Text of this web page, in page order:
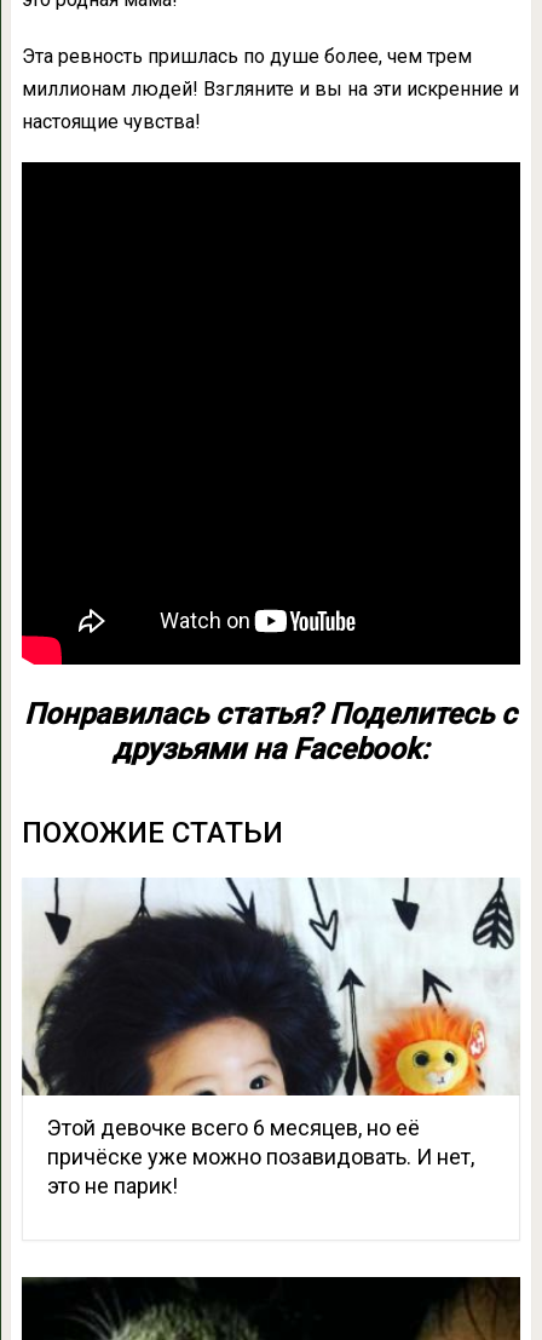
Эта ревность пришлась по душе более, чем трем
миллионам людей! Взгляните и вы на эти искренние и
настоящие чувства!
Понравилась статья? Поделитесь с
друзьями на Facebook:
ПОХОЖИЕ СТАТЬИ
Этой девочке всего 6 месяцев, но её
причёске уже можно позавидовать. И нет,
это не парик!